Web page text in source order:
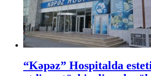
“Kəpəz” Hospitalda